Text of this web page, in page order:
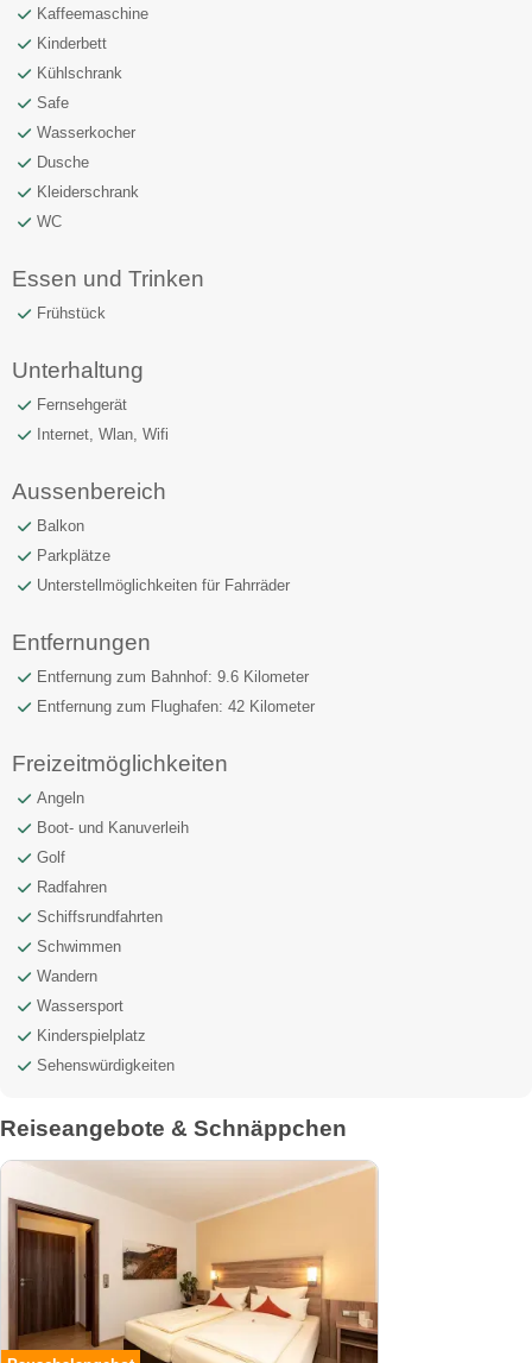
Kaffeemaschine
Kinderbett
Kühlschrank
Safe
Wasserkocher
Dusche
Kleiderschrank
WC
Essen und Trinken
Frühstück
Unterhaltung
Fernsehgerät
Internet, Wlan, Wifi
Aussenbereich
Balkon
Parkplätze
Unterstellmöglichkeiten für Fahrräder
Entfernungen
Entfernung zum Bahnhof: 9.6 Kilometer
Entfernung zum Flughafen: 42 Kilometer
Freizeitmöglichkeiten
Angeln
Boot- und Kanuverleih
Golf
Radfahren
Schiffsrundfahrten
Schwimmen
Wandern
Wassersport
Kinderspielplatz
Sehenswürdigkeiten
Reiseangebote & Schnäppchen